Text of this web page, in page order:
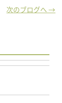
次のブログへ →